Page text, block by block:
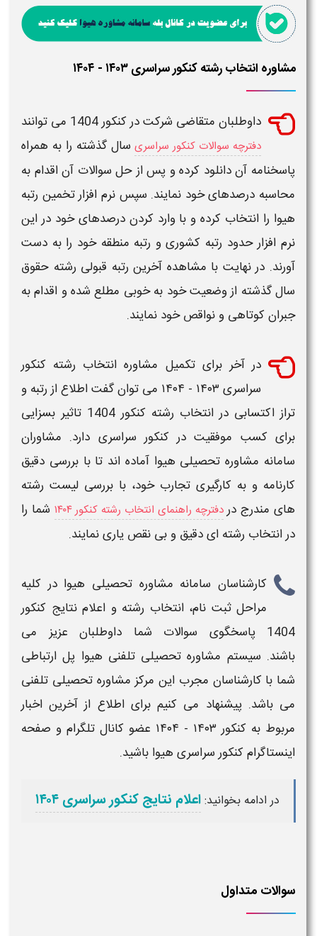
مشاوره انتخاب رشته کنکور سراسری ۱۴۰۳ - ۱۴۰۴
داوطلبان متقاضی شرکت درکنکور 1404 می توانند
دفترچه سوالات کنکور سراسریسال گذشته را به همراه
پاسخنامه آن دانلود کرده و پس از حل سوالات آن اقدام به
محاسبه درصدهای خود نمایند. سپسنرم افزار تخمین رتبه
هیوا را انتخاب کرده و با وارد کردن درصدهای خود در این
نرم افزار حدود رتبه کشوری و رتبه منطقه خود را به دست
آورند. در نهایت با مشاهده آخرین رتبه قبولی رشته حقوق
سال گذشته از وضعیت خود به خوبی مطلع شده و اقدام به
جبران کوتاهی و نواقص خود نمایند.
در آخر برای تکمیل مشاوره انتخاب رشته کنکور
سراسری ۱۴۰۳ - ۱۴۰۴ می توان گفت اطلاع ازرتبه و
تراز اکتسابی در انتخاب رشته کنکور 1404
تاثیر بسزایی
برای کسب موفقیت در کنکور سراسری دارد. مشاوران
سامانه مشاوره تحصیلی هیواآماده اند تا با بررسی دقیق
کارنامه و به کارگیری تجارب خود، با بررسی لیست رشته
های مندرج دردفترچه راهنمای انتخاب رشته کنکور ۱۴۰۴
شما را
در انتخاب رشته ای دقیق و بی نقص یاری نمایند.
کارشناسانسامانه مشاوره تحصیلی هیوادر کلیه
مراحل ثبت نام، انتخاب رشته و اعلام نتایج کنکور
1404
پاسخگوی سوالات شما داوطلبان عزیز می
باشند. سیستم مشاوره تحصیلی تلفنی هیوا پل ارتباطی
شما با کارشناسان مجرب این مرکز مشاوره تحصیلی تلفنی
می باشد. پیشنهاد می کنیم برای اطلاع از آخرین اخبار
مربوط به کنکور ۱۴۰۳ - ۱۴۰۴
عضو کانال تلگرام و صفحه
اینستاگرام کنکور سراسری هیوا باشید.
در ادامه بخوانید:اعلام نتایج کنکور سراسری ۱۴۰۴
سوالات متداول